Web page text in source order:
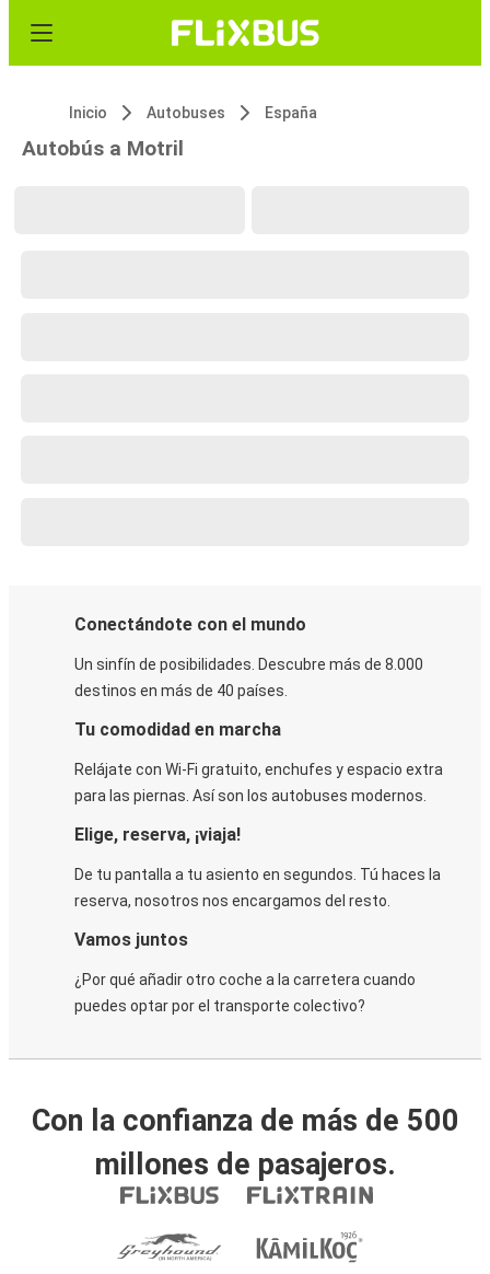
Inicio Autobuses España
Autobús a Motril
Conectándote con el mundo
Un sinfín de posibilidades. Descubre más de 8.000
destinos en más de 40 países.
Tu comodidad en marcha
Relájate con Wi-Fi gratuito, enchufes y espacio extra
para las piernas. Así son los autobuses modernos.
Elige, reserva, ¡viaja!
De tu pantalla a tu asiento en segundos. Tú haces la
reserva, nosotros nos encargamos del resto.
Vamos juntos
¿Por qué añadir otro coche a la carretera cuando
puedes optar por el transporte colectivo?
Con la confianza de más de 500
millones de pasajeros.